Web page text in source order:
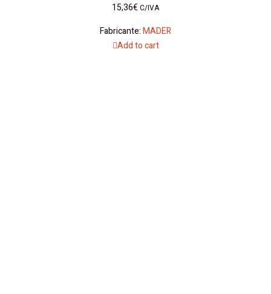
15,36€ C/IVA
Fabricante:MADER
Add to cart